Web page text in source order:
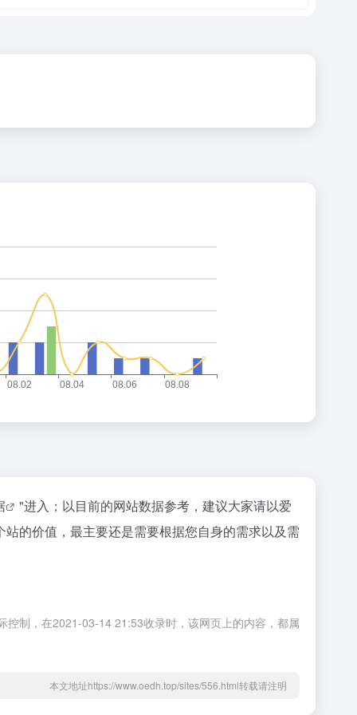
"进入；以目前的网站数据参考，建议大家请以爱
的价值，最主要还是需要根据您自身的需求以及需
制，在2021-03-14 21:53收录时，该网页上的内容，都属
本文地址https://www.oedh.top/sites/556.html转载请注明